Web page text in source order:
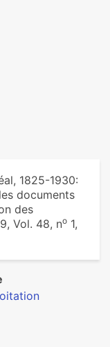
1825-1930:
documents
des
Vol. 48, no 1,